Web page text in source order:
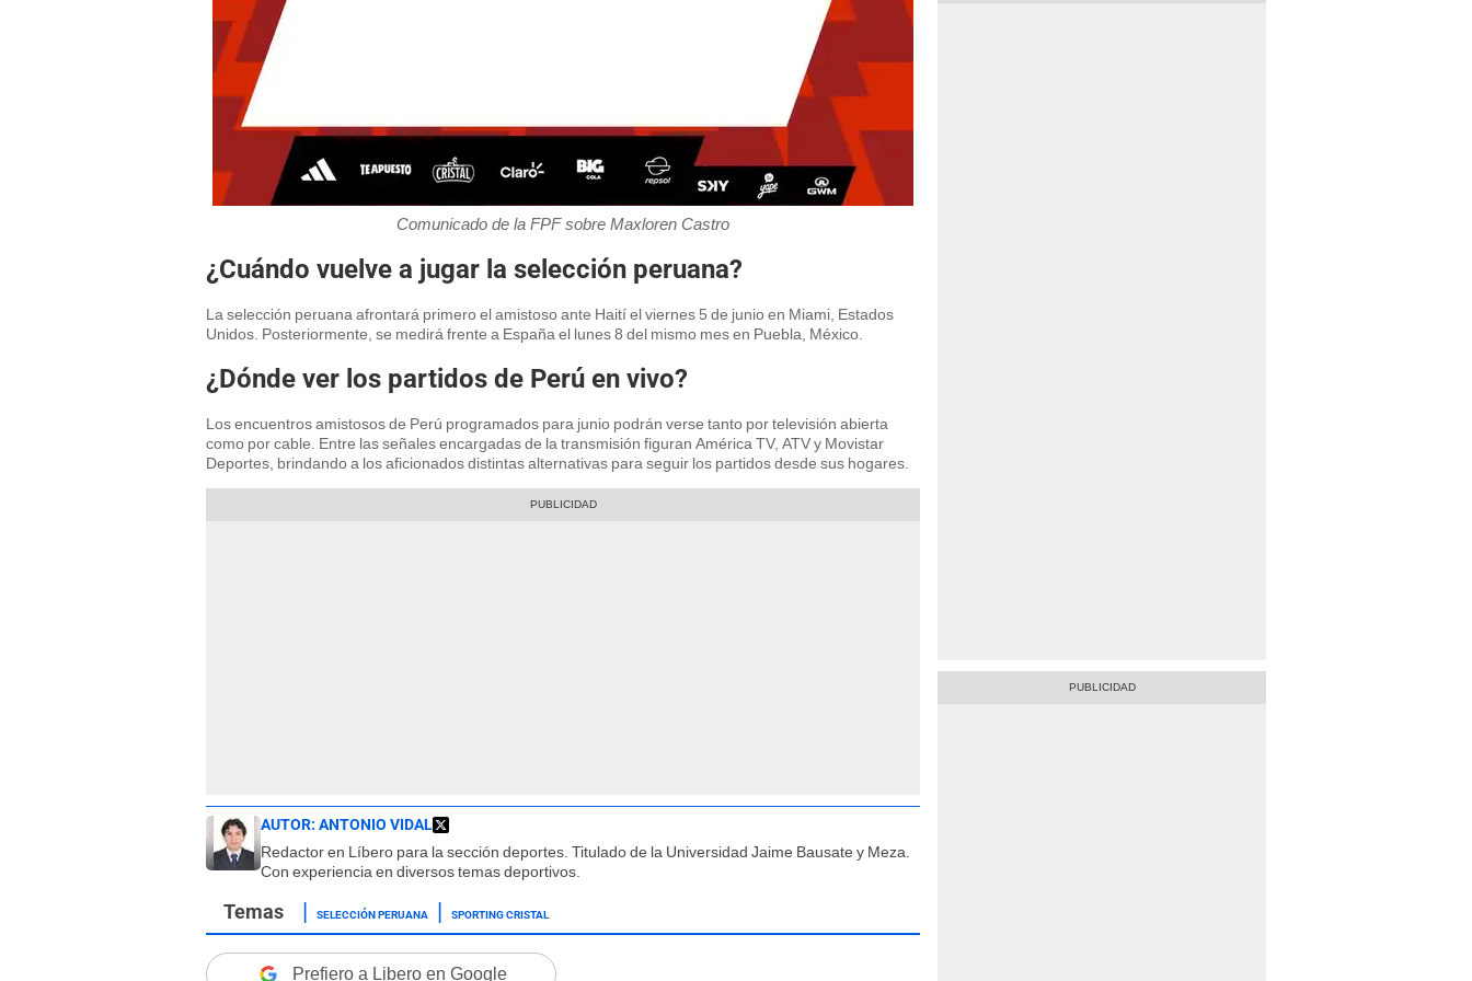
Comunicado de la FPF sobre Maxloren Castro
¿Cuándo vuelve a jugar la selección peruana?
La selección peruana afrontará primero el amistoso ante Haití el viernes 5 de junio en Miami, Estados
Unidos. Posteriormente, se medirá frente a España el lunes 8 del mismo mes en Puebla, México.
¿Dónde ver los partidos de Perú en vivo?
Los encuentros amistosos de Perú programados para junio podrán verse tanto por televisión abierta
como por cable. Entre las señales encargadas de la transmisión figuran América TV, ATV y Movistar
Deportes, brindando a los aficionados distintas alternativas para seguir los partidos desde sus hogares.
AUTOR: ANTONIO VIDAL
Redactor en Líbero para la sección deportes. Titulado de la Universidad Jaime Bausate y Meza.
Con experiencia en diversos temas deportivos.
SELECCIÓN PERUANA SPORTING CRISTAL
Prefiero a Libero en Google